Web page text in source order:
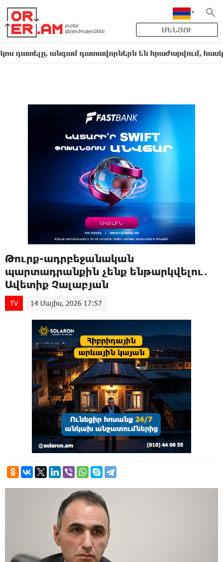
ՄԵՆՅՈՒ
անգամ դատավորներն են հրաժարվում, հասկանում
Թուրք-ադրբեջանական
պարտադրանքին չենք ենթարկվելու․
Ավետիք Չալաբյան
TV 14 Մայիս, 2026 17:57